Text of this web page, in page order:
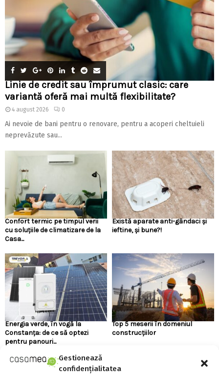
Gestionează
confidențialitatea
Linie de credit sau împrumut clasic: care
variantă oferă mai multă flexibilitate?
4 august 2026 0
Ai nevoie de bani pentru o renovare, pentru a acoperi cheltuieli
neprevăzute sau...
Confort termic pe timpul verii
cu soluțiile de climatizare de la
Casa...
Există aparate anti-gândaci și
ieftine, și bune?!
Energia verde, în vogă la
Constanța: de ce să optezi
pentru panouri...
Top 5 meserii în domeniul
construcțiilor
URMARESTE-NE PE FACEBOOK